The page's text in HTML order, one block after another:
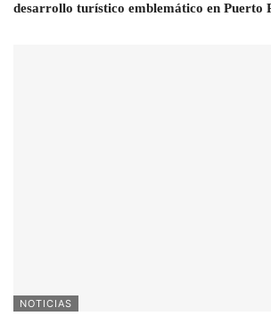
desarrollo turístico emblemático en Puerto
NOTICIAS